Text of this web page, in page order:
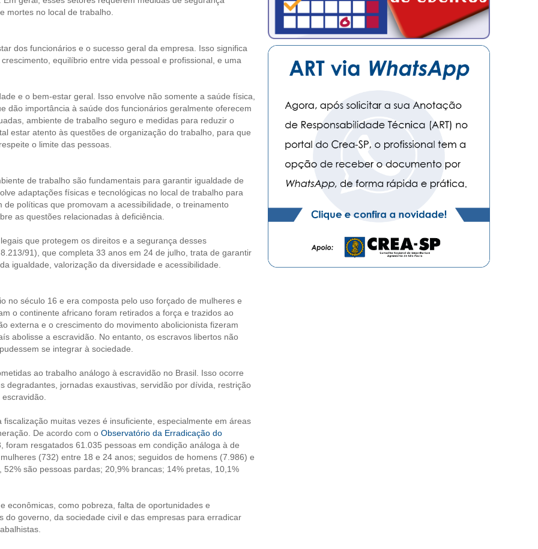
mortes no local de trabalho.
dos funcionários e o sucesso geral da empresa. Isso significa
equilíbrio entre vida pessoal e profissional, e uma
e o bem-estar geral. Isso envolve não somente a saúde física,
dão importância à saúde dos funcionários geralmente oferecem
ambiente de trabalho seguro e medidas para reduzir o
estar atento às questões de organização do trabalho, para que
o limite das pessoas.
de trabalho são fundamentais para garantir igualdade de
adaptações físicas e tecnológicas no local de trabalho para
políticas que promovam a acessibilidade, o treinamento
as questões relacionadas à deficiência.
que protegem os direitos e a segurança desses
91), que completa 33 anos em 24 de julho, trata de garantir
igualdade, valorização da diversidade e acessibilidade.
no século 16 e era composta pelo uso forçado de mulheres e
o continente africano foram retirados a força e trazidos ao
externa e o crescimento do movimento abolicionista fizeram
abolisse a escravidão. No entanto, os escravos libertos não
se integrar à sociedade.
ao trabalho análogo à escravidão no Brasil. Isso ocorre
degradantes, jornadas exaustivas, servidão por dívida, restrição
muitas vezes é insuficiente, especialmente em áreas
De acordo com o Observatório da Erradicação do
foram resgatados 61.035 pessoas em condição análoga à de
(732) entre 18 e 24 anos; seguidos de homens (7.986) e
são pessoas pardas; 20,9% brancas; 14% pretas, 10,1%
econômicas, como pobreza, falta de oportunidades e
governo, da sociedade civil e das empresas para erradicar